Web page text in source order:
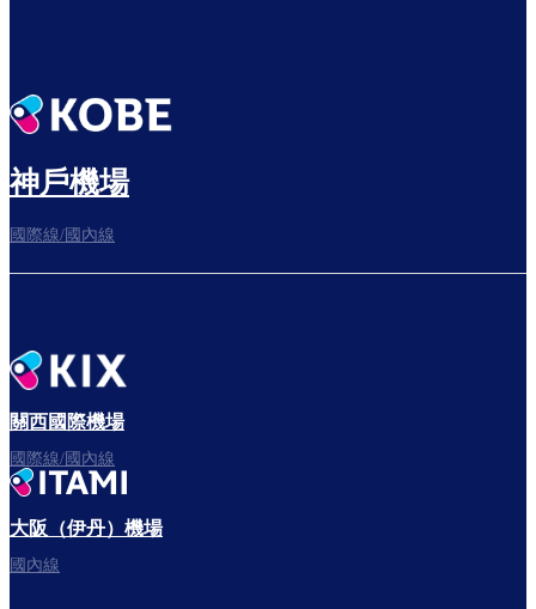
神戶機場
國際線/國內線
關西國際機場
國際線/國內線
大阪（伊丹）機場
國內線